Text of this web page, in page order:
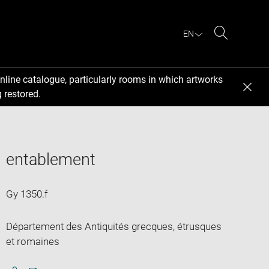
EN
catalogue, particularly rooms in which artworks
restored.
entablement
Gy 1350.f
Département des Antiquités grecques, étrusques
et romaines